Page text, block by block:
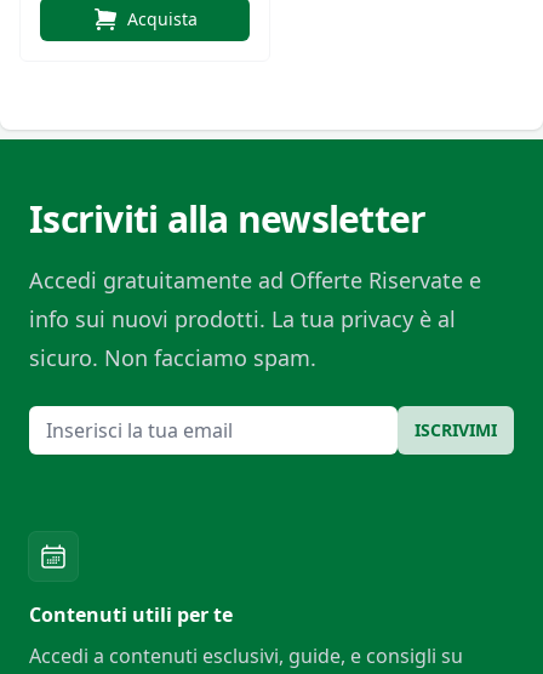
Acquista
Iscriviti alla newsletter
Accedi gratuitamente ad Offerte Riservate e
info sui nuovi prodotti. La tua privacy è al
sicuro. Non facciamo spam.
Email ISCRIVIMI
Contenuti utili per te
Accedi a contenuti esclusivi, guide, e consigli su